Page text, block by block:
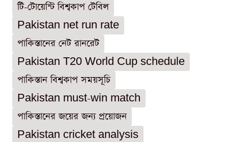
টি-টোয়েন্টি বিশ্বকাপ টেবিল
Pakistan net run rate
পাকিস্তানের নেট রানরেট
Pakistan T20 World Cup schedule
পাকিস্তান বিশ্বকাপ সময়সূচি
Pakistan must-win match
পাকিস্তানের জয়ের জন্য প্রয়োজন
Pakistan cricket analysis